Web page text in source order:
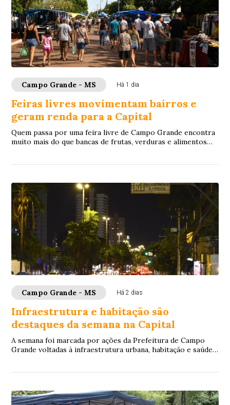
Campo Grande - MS Há 1 dia
Feiras livres movimentam bairros e
geram renda para a Capital
Quem passa por uma feira livre de Campo Grande encontra
muito mais do que bancas de frutas, verduras e alimentos
Campo Grande - MS Há 2 dias
Infraestrutura e habitação são
destaques da semana na Capital
A semana foi marcada por ações da Prefeitura de Campo
Grande voltadas à infraestrutura urbana, habitação e saúde